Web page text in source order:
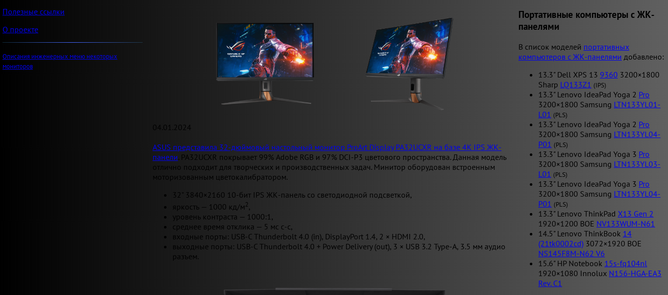
Полезные ссылки
О проекте
Описания инженерных меню некоторых
мониторов
04.01.2024
ASUS представила 32-дюймовый настольный монитор ProArt Display PA32UCXR на базе 4K IPS ЖК-
панели. PA32UCXR покрывает 99% Adobe RGB и 97% DCI-P3 цветового пространства. Данная модель
отлично подходит для творческих и производственных задач. Минитор оборудован встроенным
моторизованным цветокалибратором.
32" 3840×2160 10-бит IPS ЖК-панель со светодиодной подсветкой,
яркость — 1000 кд/м2,
уровень контраста — 1000:1,
среднее время отклика — 5 мс с-с,
входные порты: USB-C Thunderbolt 4.0 (in), DisplayPort 1.4, 2 × HDMI 2.0,
выходные порты: USB-C Thunderbolt 4.0 + Power Delivery (out), 3 × USB 3.2 Type-A, 3.5 мм аудио
разъем.
Портативные компьютеры c ЖК-
панелями
В список моделей портативных
компьютеров с ЖК-панелями добавлено:
13.3" Dell XPS 13 9360 3200×1800
Sharp LQ133Z1 (IPS)
13.3" Lenovo IdeaPad Yoga 2 Pro
3200×1800 Samsung LTN133YL01-
L01 (PLS)
13.3" Lenovo IdeaPad Yoga 2 Pro
3200×1800 Samsung LTN133YL04-
P01 (PLS)
13.3" Lenovo IdeaPad Yoga 3 Pro
3200×1800 Samsung LTN133YL03-
L01 (PLS)
13.3" Lenovo IdeaPad Yoga 3 Pro
3200×1800 Samsung LTN133YL04-
P01 (PLS)
13.3" Lenovo ThinkPad X13 Gen 2
1920×1200 BOE NV133WUM-N61
14.5" Lenovo ThinkBook 14
(21tk0002cd) 3072×1920 BOE
NS145F8M-N62 V6
15.6" HP Notebook 15s-fq104nl
1920×1080 Innolux N156-HGA-EA3
Rev. C1